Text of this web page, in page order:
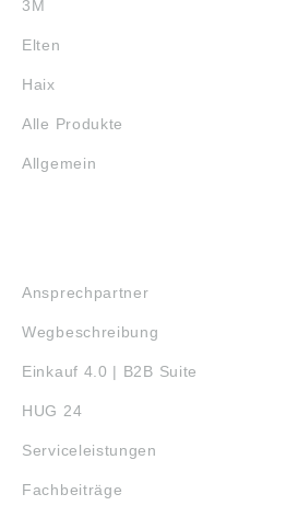
3M
Elten
Haix
Alle Produkte
Allgemein
Ansprechpartner
Wegbeschreibung
Einkauf 4.0 | B2B Suite
HUG 24
Serviceleistungen
Fachbeiträge